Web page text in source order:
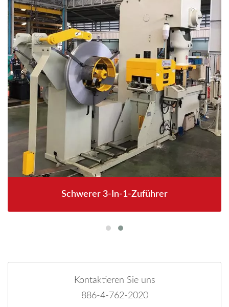
Schwerer 3-In-1-Zuführer
Kontaktieren Sie uns
886-4-762-2020